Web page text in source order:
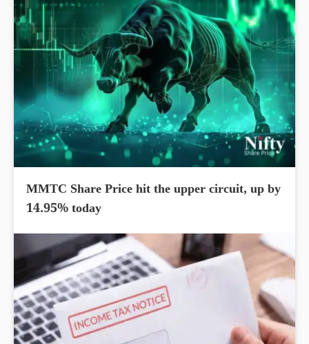
MMTC Share Price hit the upper circuit, up by
14.95% today